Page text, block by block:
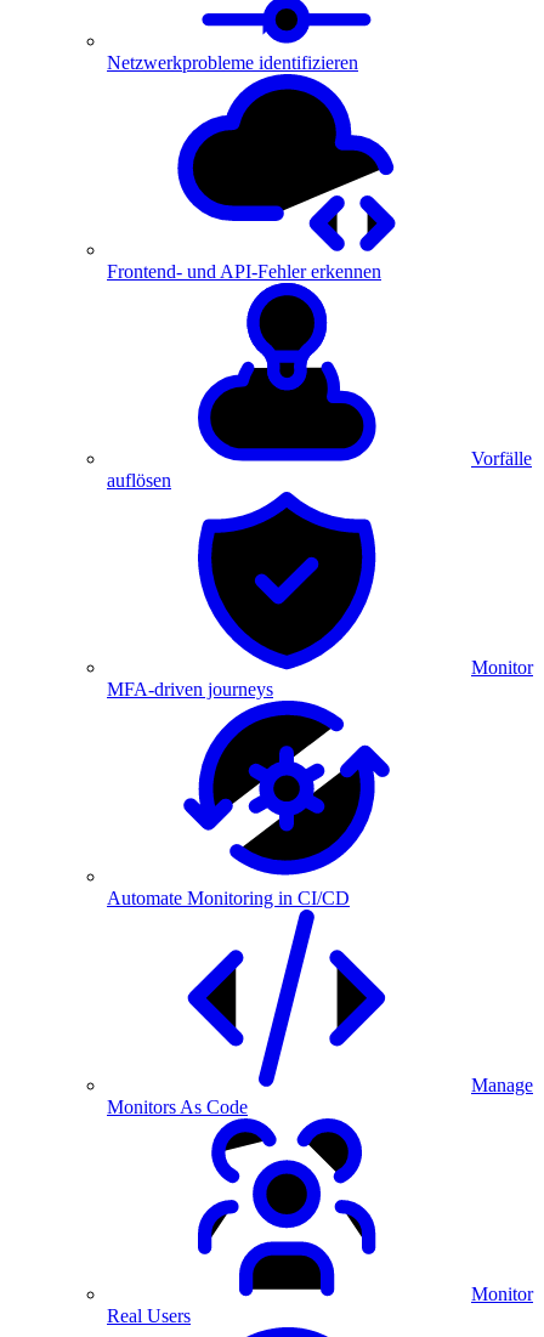
Netzwerkprobleme identifizieren
Frontend- und API-Fehler erkennen
Vorfälle
auflösen
Monitor
MFA-driven journeys
Automate Monitoring in CI/CD
Manage
Monitors As Code
Monitor
Real Users